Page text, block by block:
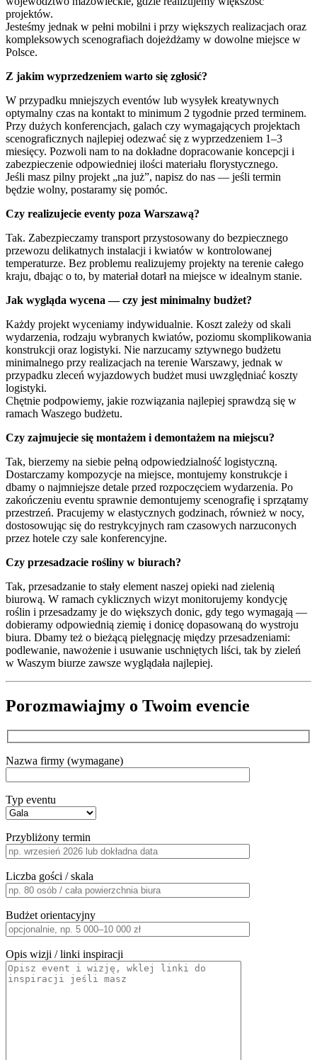
projektów.
Jesteśmy jednak w pełni mobilni i przy większych realizacjach oraz
kompleksowych scenografiach dojeżdżamy w dowolne miejsce w
Polsce.
Z jakim wyprzedzeniem warto się zgłosić?
W przypadku mniejszych eventów lub wysyłek kreatywnych
optymalny czas na kontakt to minimum 2 tygodnie przed terminem.
Przy dużych konferencjach, galach czy wymagających projektach
scenograficznych najlepiej odezwać się z wyprzedzeniem 1–3
miesięcy. Pozwoli nam to na dokładne dopracowanie koncepcji i
zabezpieczenie odpowiedniej ilości materiału florystycznego.
Jeśli masz pilny projekt „na już”, napisz do nas — jeśli termin
będzie wolny, postaramy się pomóc.
Czy realizujecie eventy poza Warszawą?
Tak. Zabezpieczamy transport przystosowany do bezpiecznego
przewozu delikatnych instalacji i kwiatów w kontrolowanej
temperaturze. Bez problemu realizujemy projekty na terenie całego
kraju, dbając o to, by materiał dotarł na miejsce w idealnym stanie.
Jak wygląda wycena — czy jest minimalny budżet?
Każdy projekt wyceniamy indywidualnie. Koszt zależy od skali
wydarzenia, rodzaju wybranych kwiatów, poziomu skomplikowania
konstrukcji oraz logistyki. Nie narzucamy sztywnego budżetu
minimalnego przy realizacjach na terenie Warszawy, jednak w
przypadku zleceń wyjazdowych budżet musi uwzględniać koszty
logistyki.
Chętnie podpowiemy, jakie rozwiązania najlepiej sprawdzą się w
ramach Waszego budżetu.
Czy zajmujecie się montażem i demontażem na miejscu?
Tak, bierzemy na siebie pełną odpowiedzialność logistyczną.
Dostarczamy kompozycje na miejsce, montujemy konstrukcje i
dbamy o najmniejsze detale przed rozpoczęciem wydarzenia. Po
zakończeniu eventu sprawnie demontujemy scenografię i sprzątamy
przestrzeń. Pracujemy w elastycznych godzinach, również w nocy,
dostosowując się do restrykcyjnych ram czasowych narzuconych
przez hotele czy sale konferencyjne.
Czy przesadzacie rośliny w biurach?
Tak, przesadzanie to stały element naszej opieki nad zielenią
biurową. W ramach cyklicznych wizyt monitorujemy kondycję
roślin i przesadzamy je do większych donic, gdy tego wymagają —
dobieramy odpowiednią ziemię i donicę dopasowaną do wystroju
biura. Dbamy też o bieżącą pielęgnację między przesadzeniami:
podlewanie, nawożenie i usuwanie uschniętych liści, tak by zieleń
w Waszym biurze zawsze wyglądała najlepiej.
Porozmawiajmy o Twoim evencie
Nazwa firmy (wymagane)
Typ eventu
Przybliżony termin
Liczba gości / skala
Budżet orientacyjny
Opis wizji / linki inspiracji